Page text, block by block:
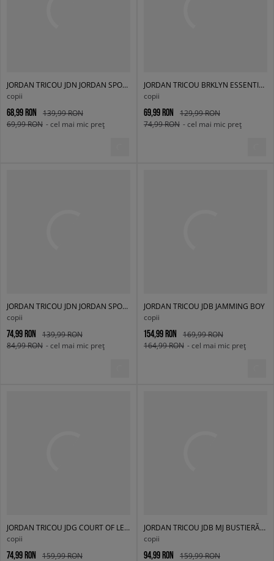
JORDAN TRICOU JDN JORDAN SPORT CORE SS TEE GIRL
copii
68,99 RON
139,99 RON
69,99 RON - cel mai mic preț
JORDAN TRICOU BRKLYN ESSENTIALS G
copii
69,99 RON
129,99 RON
74,99 RON - cel mai mic preț
JORDAN TRICOU JDN JORDAN SPORT CORE SS TEE BOY
copii
74,99 RON
139,99 RON
84,99 RON - cel mai mic preț
JORDAN TRICOU JDB JAMMING BOY
copii
154,99 RON
169,99 RON
164,99 RON - cel mai mic preț
JORDAN TRICOU JDG COURT OF LEGENDS RIBBED TE GIRL
copii
74,99 RON
159,99 RON
JORDAN TRICOU JDB MJ BUSTIERĂND PHOTO SS CREW BOY
copii
94,99 RON
159,99 RON